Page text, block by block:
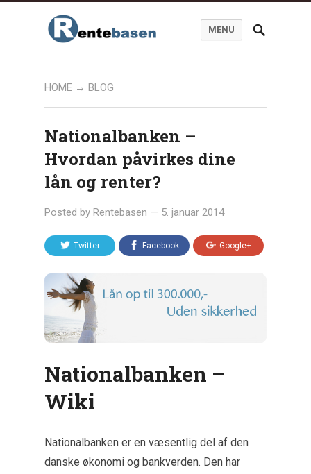
MENU
HOME → BLOG
Nationalbanken –
Hvordan påvirkes dine
lån og renter?
Posted by Rentebasen — 5. januar 2014
Twitter Facebook Google+
Nationalbanken –
Wiki
Nationalbanken er en væsentlig del af den
danske økonomi og bankverden. Den har